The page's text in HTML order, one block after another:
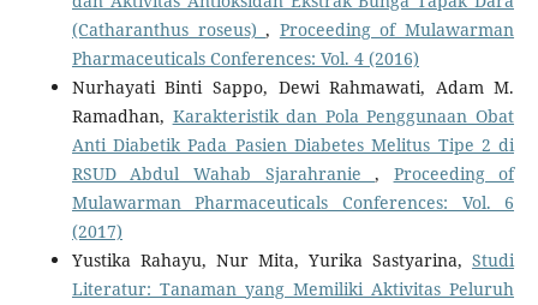
(Catharanthus roseus), Proceeding of Mulawarman
Pharmaceuticals Conferences: Vol. 4 (2016)
Nurhayati Binti Sappo, Dewi Rahmawati, Adam M.
Ramadhan, Karakteristik dan Pola Penggunaan Obat
Anti Diabetik Pada Pasien Diabetes Melitus Tipe 2 di
RSUD Abdul Wahab Sjarahranie, Proceeding of
Mulawarman Pharmaceuticals Conferences: Vol. 6
(2017)
Yustika Rahayu, Nur Mita, Yurika Sastyarina,Studi
Literatur: Tanaman yang Memiliki Aktivitas Peluruh